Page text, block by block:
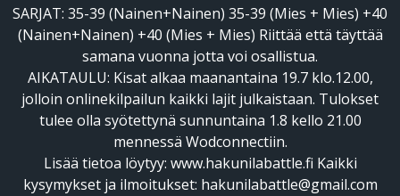
SARJAT: 35-39 (Nainen+Nainen) 35-39 (Mies + Mies) +40
(Nainen+Nainen) +40 (Mies + Mies) Riittää että täyttää
samana vuonna jotta voi osallistua.
AIKATAULU: Kisat alkaa maanantaina 19.7 klo.12.00,
jolloin onlinekilpailun kaikki lajit julkaistaan. Tulokset
tulee olla syötettynä sunnuntaina 1.8 kello 21.00
mennessä Wodconnectiin.
Lisää tietoa löytyy: www.hakunilabattle.fi Kaikki
kysymykset ja ilmoitukset: hakunilabattle@gmail.com